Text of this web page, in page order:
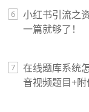
6
小红书引流之
一篇就够了！
7
在线题库系统
音视频题目+